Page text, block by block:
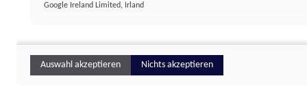
Google Ireland Limited, Irland
Auswahl akzeptieren Nichts akzeptieren